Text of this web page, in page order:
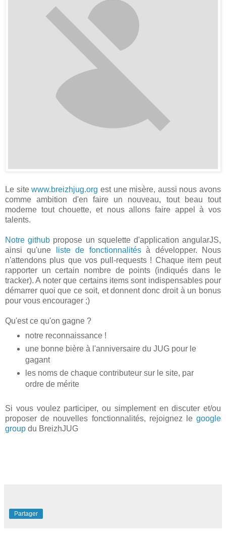
Le sitewww.breizhjug.org est une misère, aussi nous avons
comme ambition d'en faire un nouveau, tout beau tout
moderne tout chouette, et nous allons faire appel à vos
talents.
Notre github propose un squelette d'application angularJS,
ainsi qu'une
liste de fonctionnalitésà développer. Nous
n'attendons plus que vos pull-requests ! Chaque item peut
rapporter un certain nombre de points (indiqués dans le
tracker). A noter que certains items sont indispensables pour
démarrer quoi que ce soit, et donnent donc droit à un bonus
pour vous encourager ;)
Qu'est ce qu'on gagne ?
notre reconnaissance !
une bonne bière à l'anniversaire du JUG pour le
gagant
les noms de chaque contributeur sur le site, par
ordre de mérite
Si vous voulez participer, ou simplement en discuter et/ou
proposer de nouvelles fonctionnalités, rejoignez le google
group du BreizhJUG
Partager